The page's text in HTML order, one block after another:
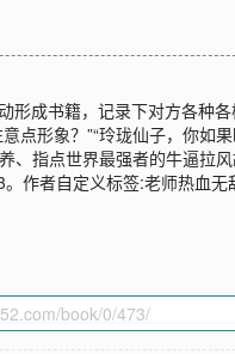
形成书籍，记录下对方各种
形象？”“玲珑仙子，你如果
、指点世界最强者的牛逼拉
作者自定义标签:老师热血无